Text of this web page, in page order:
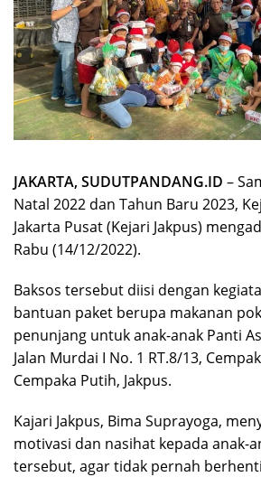
JAKARTA, SUDUTPANDANG.ID –
Natal 2022 dan Tahun Baru 2023,
Jakarta Pusat (Kejari Jakpus)
Rabu (14/12/2022).
Baksos tersebut diisi dengan
bantuan paket berupa makanan
penunjang untuk anak-anak Panti
Jalan Murdai I No. 1 RT.8/13,
Cempaka Putih, Jakpus.
Kajari Jakpus, Bima Suprayoga,
motivasi dan nasihat kepada anak-
tersebut, agar tidak pernah